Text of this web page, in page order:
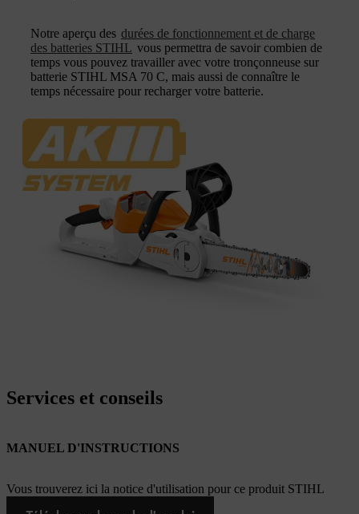
Notre aperçu des durées de fonctionnement et de charge
des batteries STIHL vous permettra de savoir combien de
temps vous pouvez travailler avec votre tronçonneuse sur
batterie STIHL MSA 70 C, mais aussi de connaître le
temps nécessaire pour recharger votre batterie.
Services et conseils
MANUEL D'INSTRUCTIONS
Vous trouverez ici la notice d'utilisation pour ce produit STIHL